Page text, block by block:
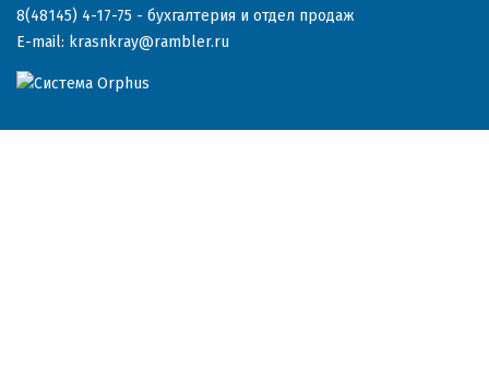
8(48145) 4-17-75 - бухгалтерия и отдел продаж
E-mail: krasnkray@rambler.ru